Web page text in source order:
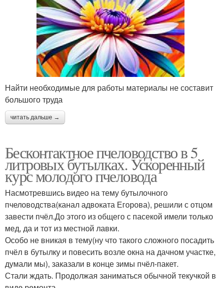
Найти необходимые для работы материалы не составит
большого труда
читать дальше →
Бесконтактное пчеловодство в 5
литровых бутылках. Ускоренный
курс молодого пчеловода
Насмотревшись видео на тему бутылочного
пчеловодства(канал адвоката Егорова), решили с отцом
завести пчёл.До этого из общего с пасекой имели только
мед, да и тот из местной лавки.
Особо не вникая в тему(ну что такого сложного посадить
пчёл в бутылку и повесить возле окна на дачном участке,
думали мы), заказали в конце зимы пчёл-пакет.
Стали ждать. Продолжая заниматься обычной текучкой в